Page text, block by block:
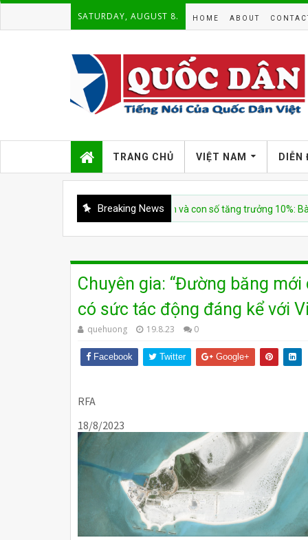
SATURDAY, AUGUST 8. HOME ABOUT
TRANG CHỦ VIỆT NAM DIỄN
Breaking News
Việt Nam và con số tăng trưởng 10%: Bài viết
Chuyên gia: “Đường băng
có sức tác động đáng kể với
quehuong 19.8.23 0
Facebook Twitter Google+
RFA
18/8/2023